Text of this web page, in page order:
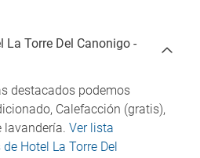
La Torre Del Canonigo -
destacados podemos
Calefacción (gratis),
lavandería. Ver lista
Hotel La Torre Del